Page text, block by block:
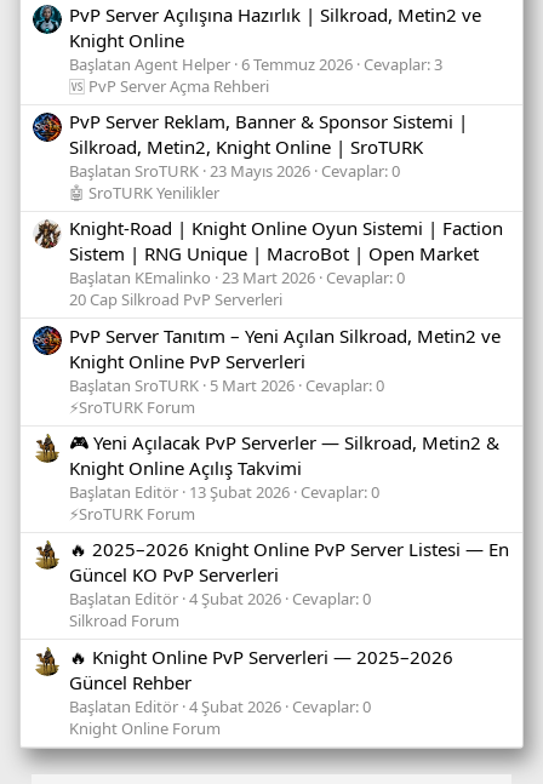
PvP Server Açılışına Hazırlık | Silkroad, Metin2 ve
Knight Online
Başlatan Agent Helper 6 Temmuz 2026 Cevaplar: 3
🆚 PvP Server Açma Rehberi
PvP Server Reklam, Banner & Sponsor Sistemi |
Silkroad, Metin2, Knight Online | SroTURK
Başlatan SroTURK 23 Mayıs 2026 Cevaplar: 0
🤖 SroTURK Yenilikler
Knight-Road | Knight Online Oyun Sistemi | Faction
Sistem | RNG Unique | MacroBot | Open Market
Başlatan KEmalinko 23 Mart 2026 Cevaplar: 0
20 Cap Silkroad PvP Serverleri
PvP Server Tanıtım – Yeni Açılan Silkroad, Metin2 ve
Knight Online PvP Serverleri
Başlatan SroTURK 5 Mart 2026 Cevaplar: 0
⚡SroTURK Forum
🎮 Yeni Açılacak PvP Serverler — Silkroad, Metin2 &
Knight Online Açılış Takvimi
Başlatan Editör 13 Şubat 2026 Cevaplar: 0
⚡SroTURK Forum
🔥 2025–2026 Knight Online PvP Server Listesi — En
Güncel KO PvP Serverleri
Başlatan Editör 4 Şubat 2026 Cevaplar: 0
Silkroad Forum
🔥 Knight Online PvP Serverleri — 2025–2026
Güncel Rehber
Başlatan Editör 4 Şubat 2026 Cevaplar: 0
Knight Online Forum